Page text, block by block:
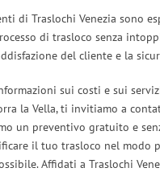
di Traslochi Venezia sono
di trasloco senza
del cliente e la
sui costi e sui
la Vella, ti invitiamo a
un preventivo gratuito e
il tuo trasloco nel modo
Affidati a Traslochi